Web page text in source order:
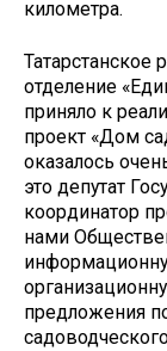
километра.
Татарстанское
отделение
приняло к
проект «Дом
оказалось
это депутат
координатор
нами
предложения